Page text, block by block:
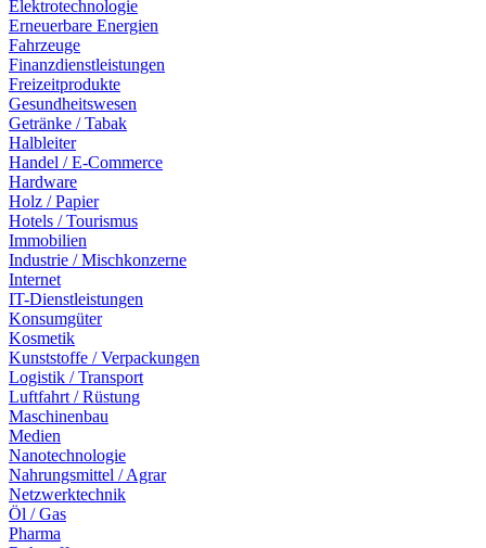
Elektrotechnologie
Erneuerbare Energien
Fahrzeuge
Finanzdienstleistungen
Freizeitprodukte
Gesundheitswesen
Getränke / Tabak
Halbleiter
Handel / E-Commerce
Hardware
Holz / Papier
Hotels / Tourismus
Immobilien
Industrie / Mischkonzerne
Internet
IT-Dienstleistungen
Konsumgüter
Kosmetik
Kunststoffe / Verpackungen
Logistik / Transport
Luftfahrt / Rüstung
Maschinenbau
Medien
Nanotechnologie
Nahrungsmittel / Agrar
Netzwerktechnik
Öl / Gas
Pharma